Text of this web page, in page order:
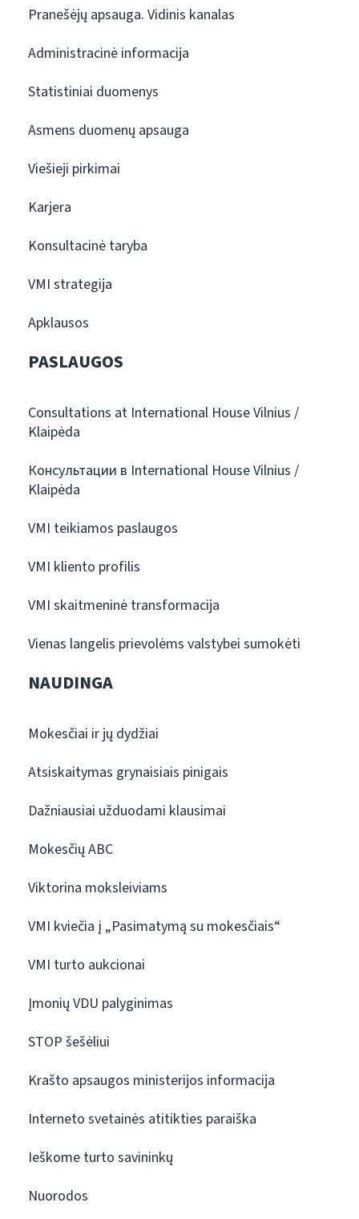
Pranešėjų apsauga. Vidinis kanalas
Administracinė informacija
Statistiniai duomenys
Asmens duomenų apsauga
Viešieji pirkimai
Karjera
Konsultacinė taryba
VMI strategija
Apklausos
PASLAUGOS
Consultations at International House Vilnius /
Klaipėda
Консультации в International House Vilnius /
Klaipėda
VMI teikiamos paslaugos
VMI kliento profilis
VMI skaitmeninė transformacija
Vienas langelis prievolėms valstybei sumokėti
NAUDINGA
Mokesčiai ir jų dydžiai
Atsiskaitymas grynaisiais pinigais
Dažniausiai užduodami klausimai
Mokesčių ABC
Viktorina moksleiviams
VMI kviečia į „Pasimatymą su mokesčiais“
VMI turto aukcionai
Įmonių VDU palyginimas
STOP šešėliui
Krašto apsaugos ministerijos informacija
Interneto svetainės atitikties paraiška
Ieškome turto savininkų
Nuorodos